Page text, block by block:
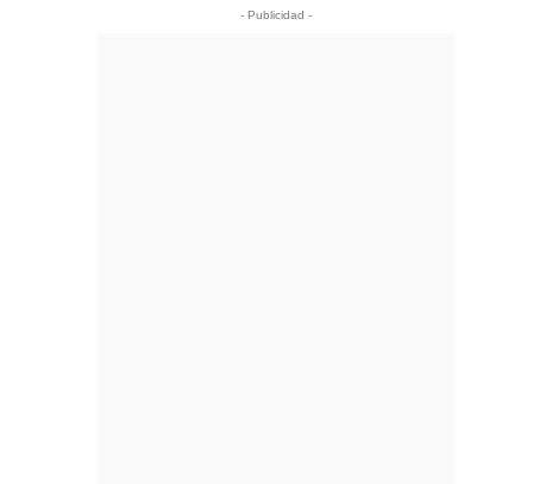
- Publicidad -